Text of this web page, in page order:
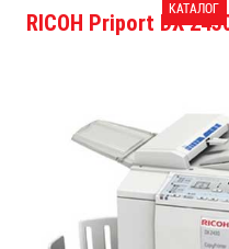
КАТАЛОГ
RICOH Priport DX